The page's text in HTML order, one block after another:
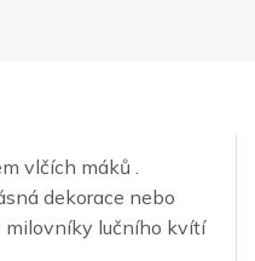
vlčích máků .
dekorace nebo
milovníky lučního kvítí